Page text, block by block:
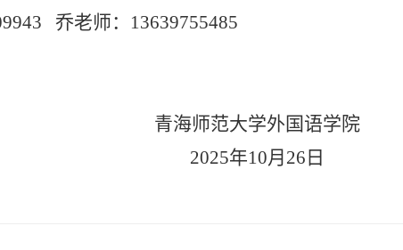
乔老师： 13639755485
青海师范大学外国语学院
2025年10月 26 日